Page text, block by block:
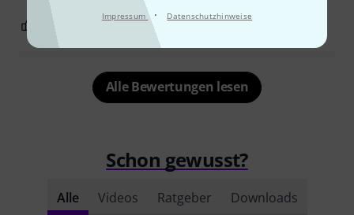
Impressum · Datenschutzhinweise
BEWERTUNG MELDEN
Alle Bewertungen lesen
Schon gewusst?
Alle Videos Ratgeber Downloads